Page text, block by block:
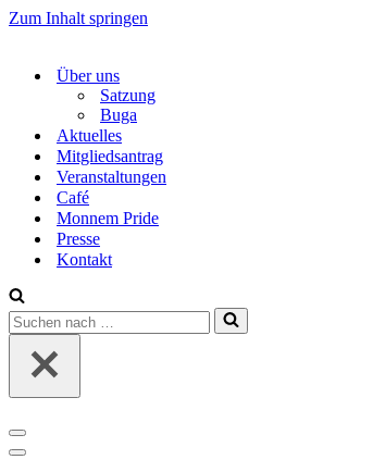
Zum Inhalt springen
Über uns
Satzung
Buga
Aktuelles
Mitgliedsantrag
Veranstaltungen
Café
Monnem Pride
Presse
Kontakt
Suchen
nach …
Navigations-
Menü
Navigations-